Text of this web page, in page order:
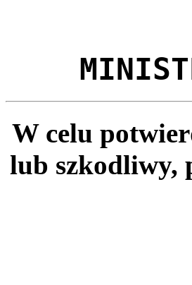
W celu
lub szkodliwy,